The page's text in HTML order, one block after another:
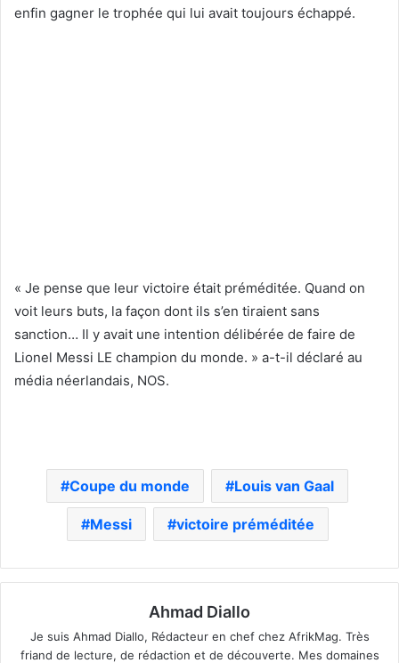
enfin gagner le trophée qui lui avait toujours échappé.
« Je pense que leur victoire était préméditée. Quand on
voit leurs buts, la façon dont ils s’en tiraient sans
sanction… Il y avait une intention délibérée de faire de
Lionel Messi LE champion du monde. » a-t-il déclaré au
média néerlandais, NOS.
Coupe du monde Louis van Gaal
Messi victoire préméditée
Ahmad Diallo
Je suis Ahmad Diallo, Rédacteur en chef chez AfrikMag. Très
friand de lecture, de rédaction et de découverte. Mes domaines